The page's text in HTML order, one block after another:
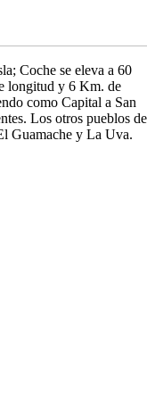
Coche se eleva a 60
longitud y 6 Km. de
como Capital a San
Los otros pueblos de
Guamache y La Uva.